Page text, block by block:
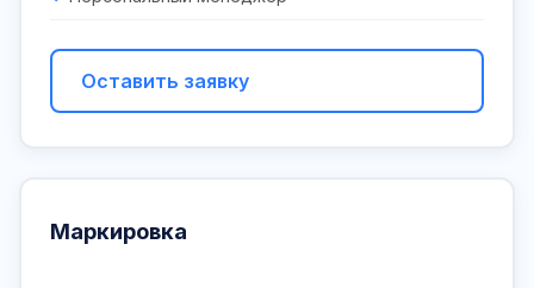
Оставить заявку
Маркировка